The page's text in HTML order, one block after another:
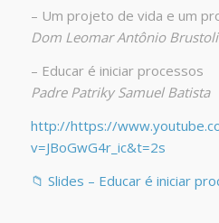
– Um projeto de vida e um
Dom Leomar Antônio
– Educar é iniciar processos
Padre Patriky Samuel Batista
http://https://
v=JBoGwG4r_ic&t=2s
📁 Slides – Educar é iniciar